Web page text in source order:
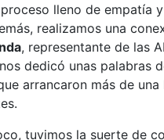
lleno de empatía y
realizamos una
, representante de las
dedicó unas palabras
arrancaron más de una
tuvimos la suerte de